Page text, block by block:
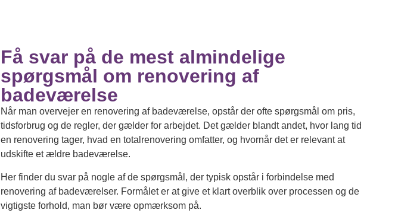
Få svar på de mest almindelige
spørgsmål om renovering af
badeværelse
Når man overvejer en renovering af badeværelse, opstår der ofte spørgsmål om pris,
tidsforbrug og de regler, der gælder for arbejdet. Det gælder blandt andet, hvor lang tid
en renovering tager, hvad en totalrenovering omfatter, og hvornår det er relevant at
udskifte et ældre badeværelse.
Her finder du svar på nogle af de spørgsmål, der typisk opstår i forbindelse med
renovering af badeværelser. Formålet er at give et klart overblik over processen og de
vigtigste forhold, man bør være opmærksom på.